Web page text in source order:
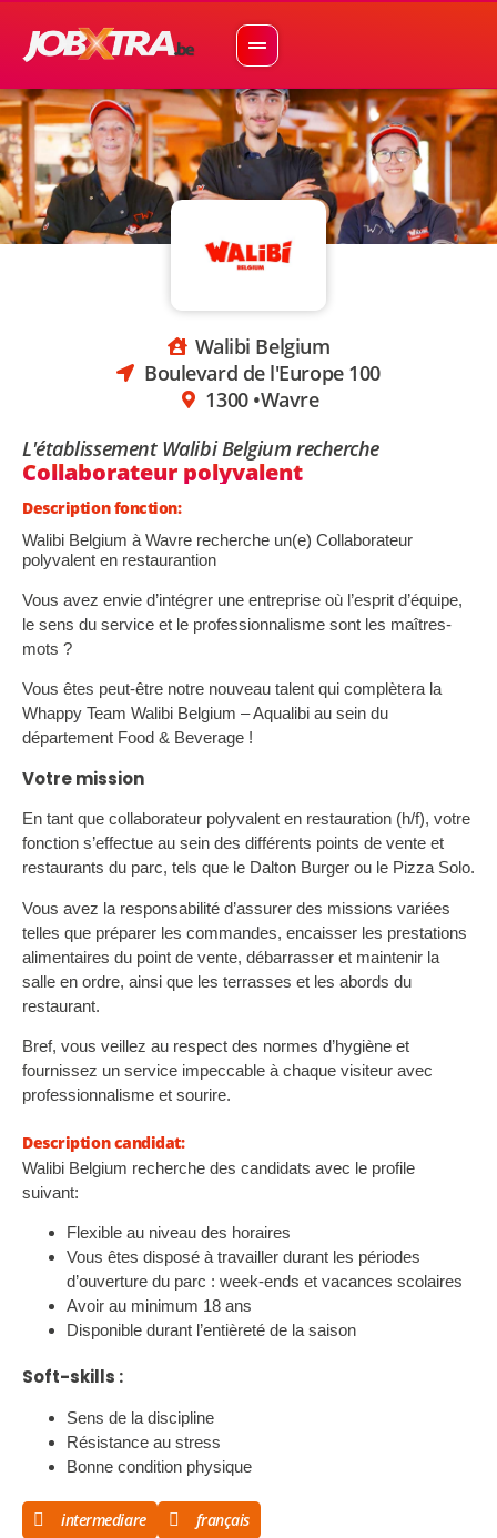
Walibi Belgium
Boulevard de l'Europe 100
1300 •Wavre
L'établissement Walibi Belgium recherche
Collaborateur polyvalent
Description fonction:
Walibi Belgium à Wavre recherche un(e) Collaborateur
polyvalent en restaurantion
Vous avez envie d’intégrer une entreprise où l’esprit d’équipe,
le sens du service et le professionnalisme sont les maîtres-
mots ?
Vous êtes peut-être notre nouveau talent qui complètera la
Whappy Team Walibi Belgium – Aqualibi au sein du
département Food & Beverage !
Votre mission
En tant que collaborateur polyvalent en restauration (h/f), votre
fonction s’effectue au sein des différents points de vente et
restaurants du parc, tels que le Dalton Burger ou le Pizza Solo.
Vous avez la responsabilité d’assurer des missions variées
telles que préparer les commandes, encaisser les prestations
alimentaires du point de vente, débarrasser et maintenir la
salle en ordre, ainsi que les terrasses et les abords du
restaurant.
Bref, vous veillez au respect des normes d’hygiène et
fournissez un service impeccable à chaque visiteur avec
professionnalisme et sourire.
Description candidat:
Walibi Belgium recherche des candidats avec le profile
suivant:
Flexible au niveau des horaires
Vous êtes disposé à travailler durant les périodes
d’ouverture du parc : week-ends et vacances scolaires
Avoir au minimum 18 ans
Disponible durant l’entièreté de la saison
Soft-skills :
Sens de la discipline
Résistance au stress
Bonne condition physique
intermediare français